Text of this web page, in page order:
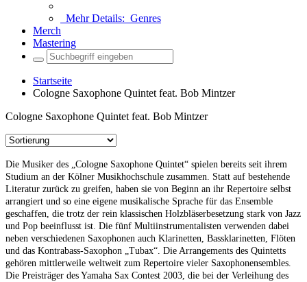
Mehr Details: Genres
Merch
Mastering
Startseite
Cologne Saxophone Quintet feat. Bob Mintzer
Cologne Saxophone Quintet feat. Bob Mintzer
Die Musiker des „Cologne Saxophone Quintet“ spielen bereits seit ihrem
Studium an der Kölner Musikhochschule zusammen. Statt auf bestehende
Literatur zurück zu greifen, haben sie von Beginn an ihr Repertoire selbst
arrangiert und so eine eigene musikalische Sprache für das Ensemble
geschaffen, die trotz der rein klassischen Holzbläserbesetzung stark von Jazz
und Pop beeinflusst ist. Die fünf Multiinstrumentalisten verwenden dabei
neben verschiedenen Saxophonen auch Klarinetten, Bassklarinetten, Flöten
und das Kontrabass-Saxophon „Tubax“. Die Arrangements des Quintetts
gehören mittlerweile weltweit zum Repertoire vieler Saxophonensembles.
Die Preisträger des Yamaha Sax Contest 2003, die bei der Verleihung des